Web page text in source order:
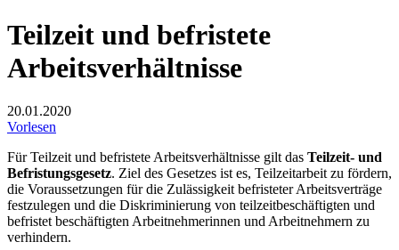
Teilzeit und befristete
Arbeitsverhältnisse
20.01.2020
Vorlesen
Für Teilzeit und befristete Arbeitsverhältnisse gilt das Teilzeit- und
Befristungsgesetz. Ziel des Gesetzes ist es, Teilzeitarbeit zu fördern,
die Voraussetzungen für die Zulässigkeit befristeter Arbeitsverträge
festzulegen und die Diskriminierung von teilzeitbeschäftigten und
befristet beschäftigten Arbeitnehmerinnen und Arbeitnehmern zu
verhindern.